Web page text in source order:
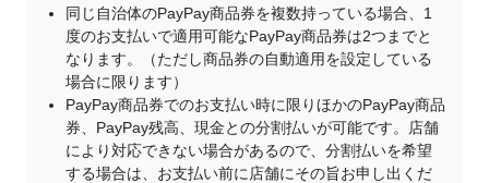
同じ自治体のPayPay商品券を複数持っている場合、1
度のお支払いで適用可能なPayPay商品券は2つまでと
なります。（ただし商品券の自動適用を設定している
場合に限ります）
PayPay商品券でのお支払い時に限りほかのPayPay商品
券、PayPay残高、現金との分割払いが可能です。店舗
により対応できない場合があるので、分割払いを希望
する場合は、お支払い前に店舗にその旨お申し出くだ